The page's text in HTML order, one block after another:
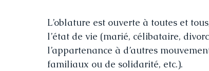
L’oblature est ouverte à toutes et
l’état de vie (marié, célibataire,
l’appartenance à d’autres
familiaux ou de solidarité, etc.).